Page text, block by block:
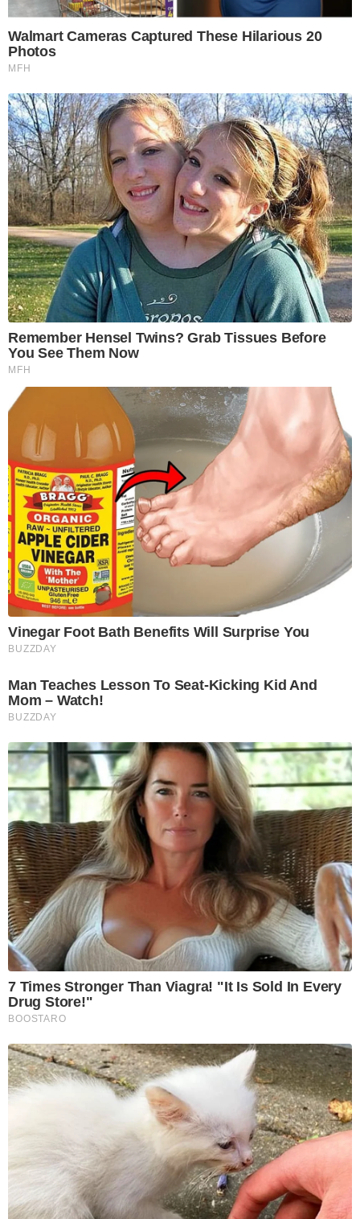
Walmart Cameras Captured These Hilarious 20
Photos
MFH
Remember Hensel Twins? Grab Tissues Before
You See Them Now
MFH
Vinegar Foot Bath Benefits Will Surprise You
BUZZDAY
Man Teaches Lesson To Seat-Kicking Kid And
Mom – Watch!
BUZZDAY
7 Times Stronger Than Viagra! "It Is Sold In Every
Drug Store!"
BOOSTARO